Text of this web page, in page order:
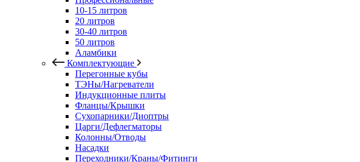
10-15 литров
20 литров
30-40 литров
50 литров
Аламбики
Комплектующие
Перегонные кубы
ТЭНы/Нагреватели
Индукционные плиты
Фланцы/Крышки
Сухопарники/Диоптры
Царги/Дефлегматоры
Колонны/Отводы
Насадки
Переходники/Краны/Фитинги